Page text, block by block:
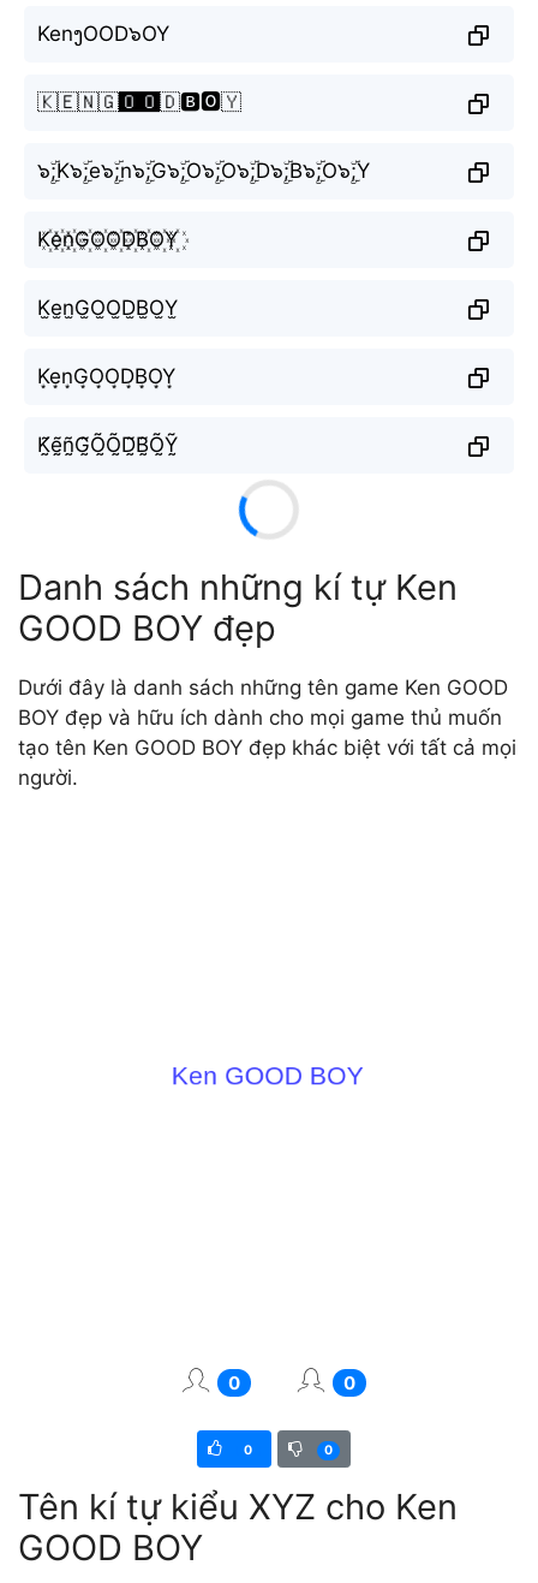
KenງOOD๖OY
🇰🇪🇳🇬🅾️🅾️🇩🅱️🅾️🇾
๖ۣۜ;K๖ۣۜ;e๖ۣۜ;n๖ۣۜ;G๖ۣۜ;O๖ۣۜ;O๖ۣۜ;D๖ۣۜ;B๖ۣۜ;O๖ۣۜ;Y
K꙰e꙰n꙰G꙰O꙰O꙰D꙰B꙰O꙰Y꙰
K̫e̫n̫G̫O̫O̫D̫B̫O̫Y̫
K͙e͙n͙G͙O͙O͙D͙B͙O͙Y͙
K̰̃ḛ̃ñ̰G̰̃Õ̰Õ̰D̰̃B̰̃Õ̰Ỹ̰
Danh sách những kí tự Ken
GOOD BOY đẹp
Dưới đây là danh sách những tên game Ken GOOD
BOY đẹp và hữu ích dành cho mọi game thủ muốn
tạo tên Ken GOOD BOY đẹp khác biệt với tất cả mọi
người.
0 0
0 0
Tên kí tự kiểu XYZ cho Ken
GOOD BOY